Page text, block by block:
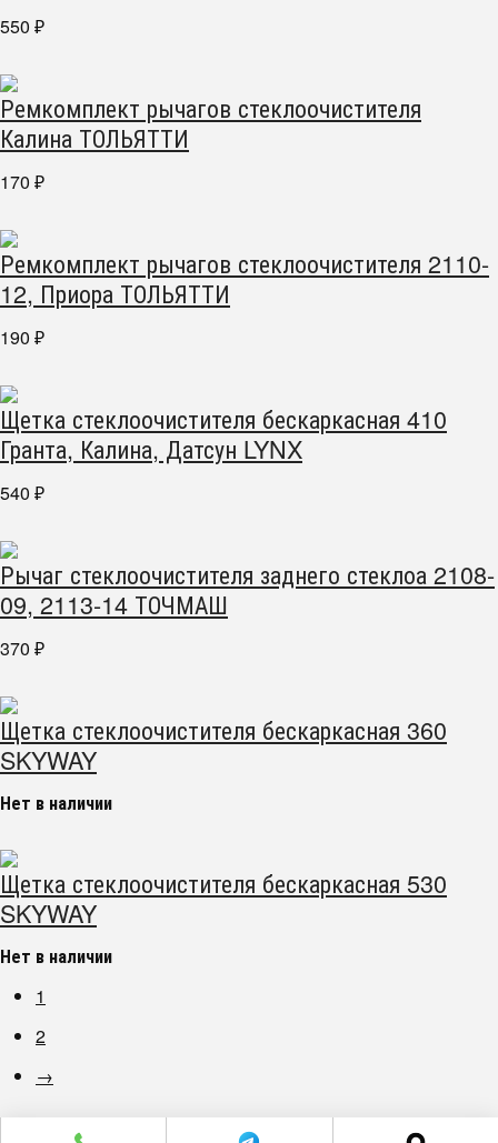
550 ₽
Ремкомплект рычагов стеклоочистителя
Калина ТОЛЬЯТТИ
170 ₽
Ремкомплект рычагов стеклоочистителя 2110-
12, Приора ТОЛЬЯТТИ
190 ₽
Щетка стеклоочистителя бескаркасная 410
Гранта, Калина, Датсун LYNX
540 ₽
Рычаг стеклоочистителя заднего стеклоа 2108-
09, 2113-14 ТОЧМАШ
370 ₽
Щетка стеклоочистителя бескаркасная 360
SKYWAY
Нет в наличии
Щетка стеклоочистителя бескаркасная 530
SKYWAY
Нет в наличии
1
2
→
г. Челябинск пр. Победы 305Д/1 (2 этаж)